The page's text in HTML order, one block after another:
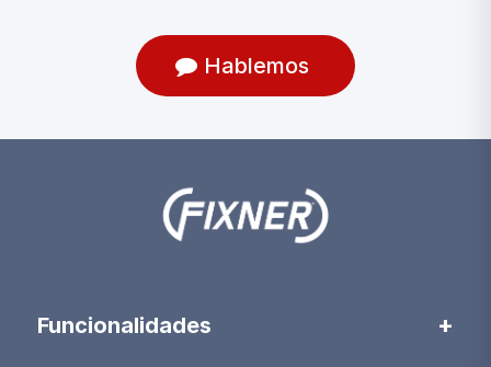
Hablemos
Funcionalidades